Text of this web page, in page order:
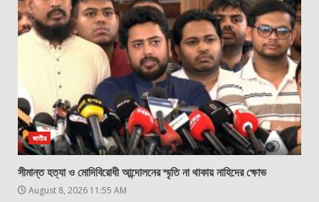
জাতীয়
সীমান্ত হত্যা ও মোদিবিরোধী আন্দোলনের স্মৃতি না থাকায় নাহিদের ক্ষোভ
August 8, 2026 11:55 AM